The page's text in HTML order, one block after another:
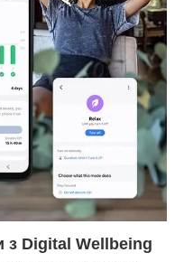
з Digital Wellbeing